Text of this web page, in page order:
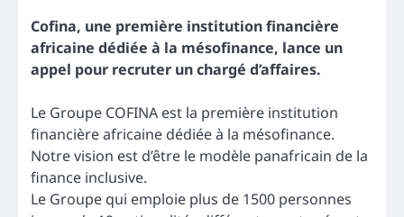
Cofina, une première institution financière
africaine dédiée à la mésofinance, lance un
appel pour recruter un chargé d’affaires.
Le Groupe COFINA est la première institution
financière africaine dédiée à la mésofinance.
Notre vision est d’être le modèle panafricain de la
finance inclusive.
Le Groupe qui emploie plus de 1500 personnes